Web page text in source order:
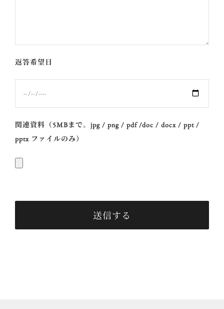
返答希望日
関連資料（5MBまで。jpg / png / pdf /doc / docx / ppt /
pptx ファイルのみ）